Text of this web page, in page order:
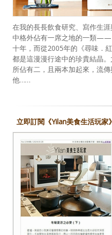
在我的長長飲食研究、寫作生
中格外佔有一席之地的一類——
十年，而從2005年的《尋味．
都是這漫漫行途中的珍貴結晶
所佔有二，且兩本加起來，流
他……
立即訂閱《Yilan美食生活玩家